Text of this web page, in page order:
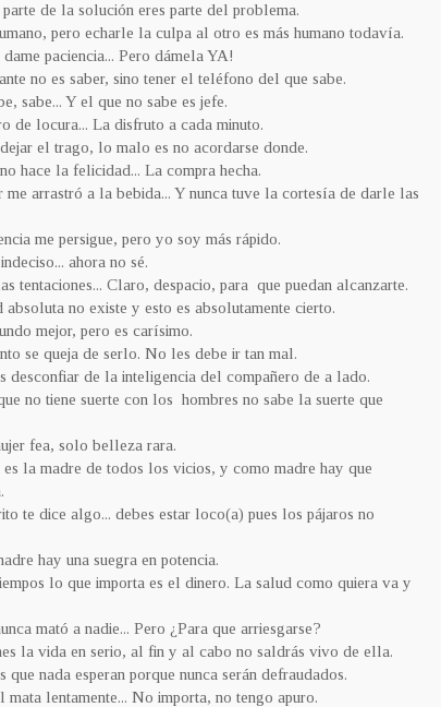
parte de la solución eres parte del problema.
pero echarle la culpa al otro es más humano todavía.
paciencia... Pero dámela YA!
no es saber, sino tener el teléfono del que sabe.
sabe... Y el que no sabe es jefe.
de locura... La disfruto a cada minuto.
el trago, lo malo es no acordarse donde.
hace la felicidad... La compra hecha.
me arrastró a la bebida... Y nunca tuve la cortesía de darle las
me persigue, pero yo soy más rápido.
ahora no sé.
tentaciones... Claro, despacio, para que puedan alcanzarte.
absoluta no existe y esto es absolutamente cierto.
mejor, pero es carísimo.
se queja de serlo. No les debe ir tan mal.
desconfiar de la inteligencia del compañero de a lado.
no tiene suerte con los hombres no sabe la suerte que
fea, solo belleza rara.
es la madre de todos los vicios, y como madre hay que
te dice algo... debes estar loco(a) pues los pájaros no
hay una suegra en potencia.
lo que importa es el dinero. La salud como quiera va y
mató a nadie... Pero ¿Para que arriesgarse?
la vida en serio, al fin y al cabo no saldrás vivo de ella.
que nada esperan porque nunca serán defraudados.
lentamente... No importa, no tengo apuro.